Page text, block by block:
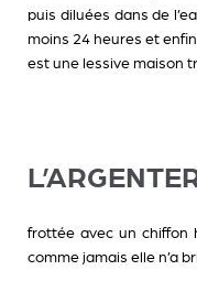
puis diluées dans de
moins 24 heures et
est une lessive maison
frottée avec un chiffon
comme jamais elle n’a